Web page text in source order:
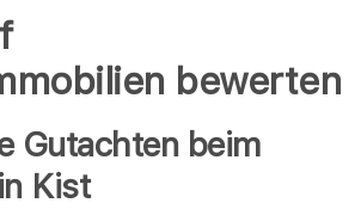
bewerten
Gutachten beim
Kist